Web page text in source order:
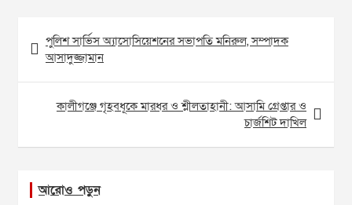
Post
navigation
পুলিশ সার্ভিস অ্যাসোসিয়েশনের সভাপতি মনিরুল, সম্পাদক
আসাদুজ্জামান
কালীগঞ্জে গৃহবধূকে মারধর ও শ্লীলতাহানী: আসামি গ্রেপ্তার ও
চার্জশিট দাখিল
আরোও পড়ুন